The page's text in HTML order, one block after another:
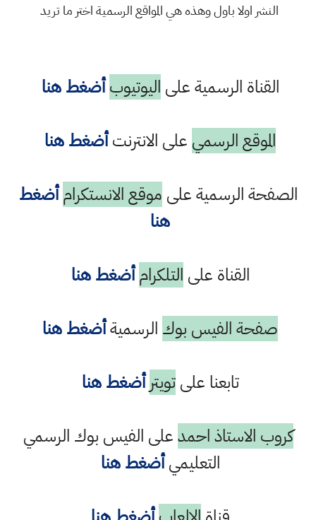
النشر اولا باول وهذه هي المواقع الرسمية اختر ما تريد
القناة الرسمية على اليوتيوب أضغط هنا
الموقع الرسمي على الانترنتأضغط هنا
الصفحة الرسمية على موقع الانستكرام أضغط
هنا
القناة على التلكرام أضغط هنا
صفحة الفيس بوك الرسميةأضغط هنا
تابعنا علىتويتر أضغط هنا
كروب الاستاذ احمدعلى الفيس بوك الرسمي
التعليميأضغط هنا